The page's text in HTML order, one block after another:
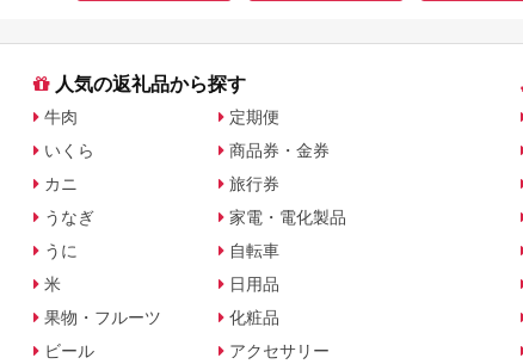
人気の返礼品から探す
牛肉
いくら
カニ
うなぎ
うに
米
果物・フルーツ
ビール
定期便
商品券・金券
旅行券
家電・電化製品
自転車
日用品
化粧品
アクセサリー